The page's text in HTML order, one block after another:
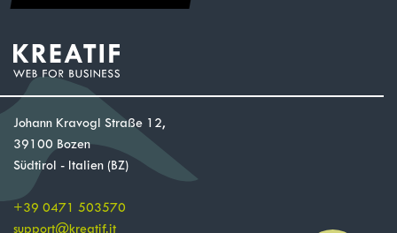
Johann Kravogl Straße 12,
39100 Bozen
Südtirol - Italien (BZ)
+39 0471 503570
support@kreatif.it